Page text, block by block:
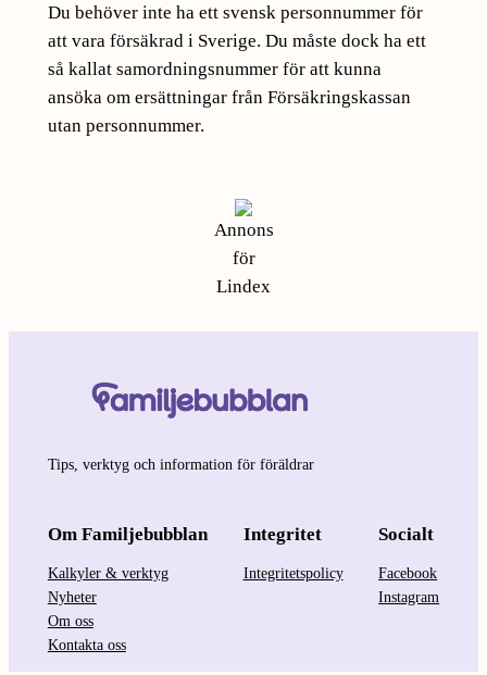
Du behöver inte ha ett svensk personnummer för
att vara försäkrad i Sverige. Du måste dock ha ett
så kallat samordningsnummer för att kunna
ansöka om ersättningar från Försäkringskassan
utan personnummer.
Annons
för
Lindex
Tips, verktyg och information för föräldrar
Om Familjebubblan
Kalkyler & verktyg
Nyheter
Om oss
Kontakta oss
Integritet
Integritetspolicy
Socialt
Facebook
Instagram